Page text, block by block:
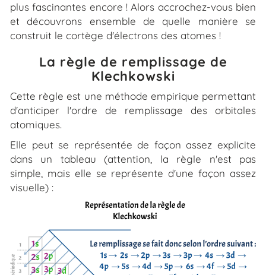
plus fascinantes encore ! Alors accrochez-vous bien
et découvrons ensemble de quelle manière se
construit le cortège d'électrons des atomes !
La règle de remplissage de
Klechkowski
Cette règle est une méthode empirique permettant
d'anticiper l'ordre de remplissage des orbitales
atomiques.
Elle peut se représentée de façon assez explicite
dans un tableau (attention, la règle n'est pas
simple, mais elle se représente d'une façon assez
visuelle) :